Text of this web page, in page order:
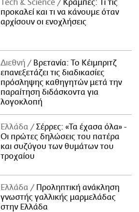
Τech & Science
Κράμπες: Τι τις
προκαλεί και τι να κάνουμε όταν
αρχίσουν οι ενοχλήσεις
Διεθνή
Βρετανία: Το Κέιμπριτζ
επανεξετάζει τις διαδικασίες
πρόσληψης καθηγητών μετά την
παραίτηση διδάσκοντα για
λογοκλοπή
Ελλάδα
Σέρρες: «Τα έχασα όλα» -
Οι πρώτες δηλώσεις του πατέρα
και συζύγου των θυμάτων του
τροχαίου
Ελλάδα
Προληπτική ανάκληση
γνωστής γαλλικής μαρμελάδας
στην Ελλάδα